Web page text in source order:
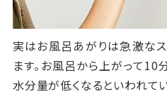
実はお風呂あがりは急激な
ます。お風呂から上がって10
水分量が低くなるといわれてい